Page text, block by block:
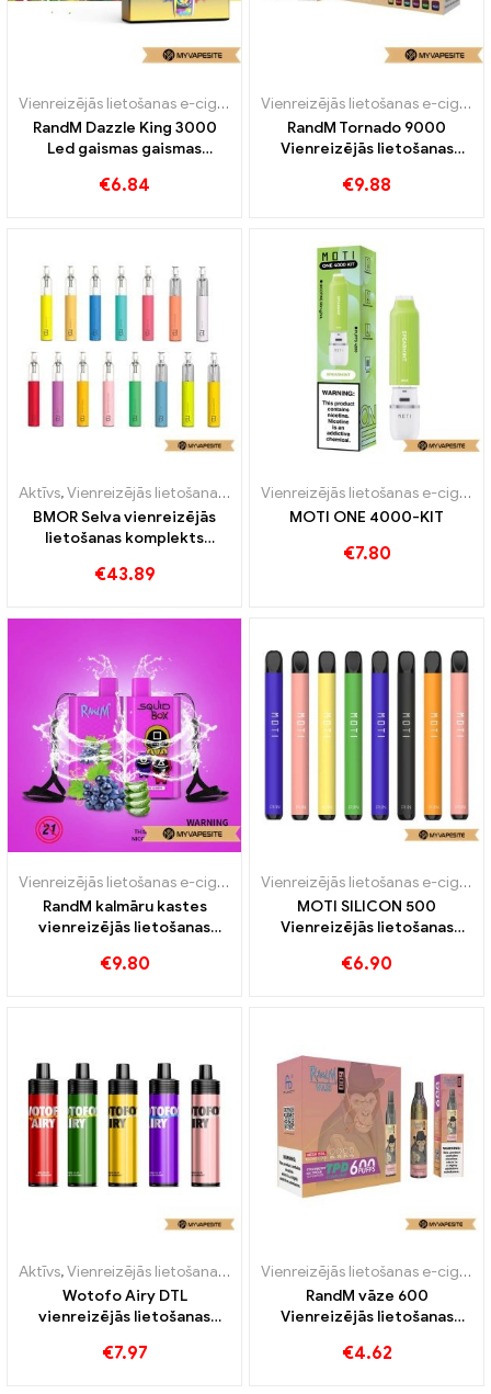
Vienreizējās lietošanas e-cigaretes
RandM Dazzle King 3000
Led gaismas gaismas
vape 3000 Puffs
€6.84
Vienreizējās lietošanas e-cigaretes
RandM Tornado 9000
Vienreizējās lietošanas
€9.88
Aktīvs,Vienreizējās lietošanas e-cigarete ar nikotīnu ,Vienreizējās
BMOR Selva vienreizējās
lietošanas komplekts
vairumtirdzniecība丨
€43.89
Vienreizējās lietošanas e-cigaretes
MOTI ONE 4000-KIT
€7.80
Vienreizējās lietošanas e-cigaretes
RandM kalmāru kastes
vienreizējās lietošanas
€9.80
Vienreizējās lietošanas e-cigaretes
MOTI SILICON 500
Vienreizējās lietošanas
€6.90
Aktīvs,Vienreizējās lietošanas e-cigarete ar nikotīnu ,Vienreizējās
Wotofo Airy DTL
vienreizējās lietošanas
vienreizējās lietošanas e-
€7.97
Vienreizējās lietošanas e-cigaretes
RandM vāze 600
Vienreizējās lietošanas
€4.62